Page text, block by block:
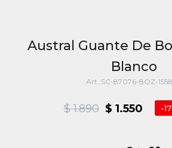
Austral Guante De
Blanco
SC-87076-8OZ-
$ 1.550
$ 1.890 17